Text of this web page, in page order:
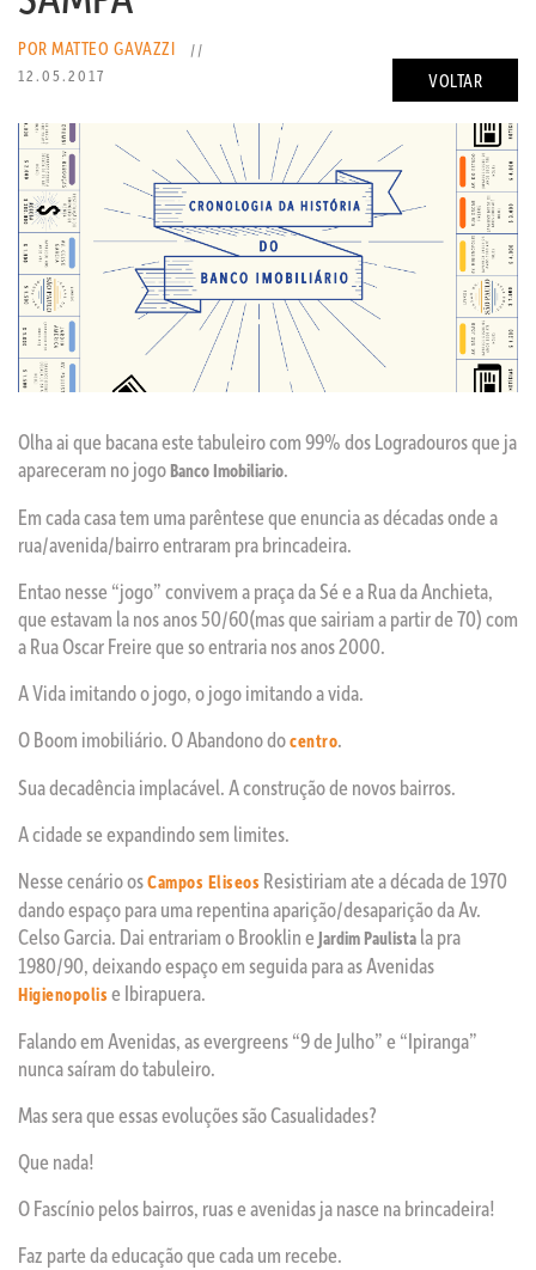
VOLTAR
POR MATTEO GAVAZZI
//
12.05.2017
Olha ai que bacana este tabuleiro com 99% dos Logradouros que ja
apareceram no jogo Banco Imobiliario.
Em cada casa tem uma parêntese que enuncia as décadas onde a
rua/avenida/bairro entraram pra brincadeira.
Entao nesse “jogo” convivem a praça da Sé e a Rua da Anchieta,
que estavam la nos anos 50/60(mas que sairiam a partir de 70) com
a Rua Oscar Freire que so entraria nos anos 2000.
A Vida imitando o jogo, o jogo imitando a vida.
O Boom imobiliário. O Abandono docentro.
Sua decadência implacável. A construção de novos bairros.
A cidade se expandindo sem limites.
Nesse cenário osCampos Eliseos Resistiriam ate a década de 1970
dando espaço para uma repentina aparição/desaparição da Av.
Celso Garcia. Dai entrariam o Brooklin e Jardim Paulista la pra
1980/90, deixando espaço em seguida para as Avenidas
Higienopolis e Ibirapuera.
Falando em Avenidas, as evergreens “9 de Julho” e “Ipiranga”
nunca saíram do tabuleiro.
Mas sera que essas evoluções são Casualidades?
Que nada!
O Fascínio pelos bairros, ruas e avenidas ja nasce na brincadeira!
Faz parte da educação que cada um recebe.